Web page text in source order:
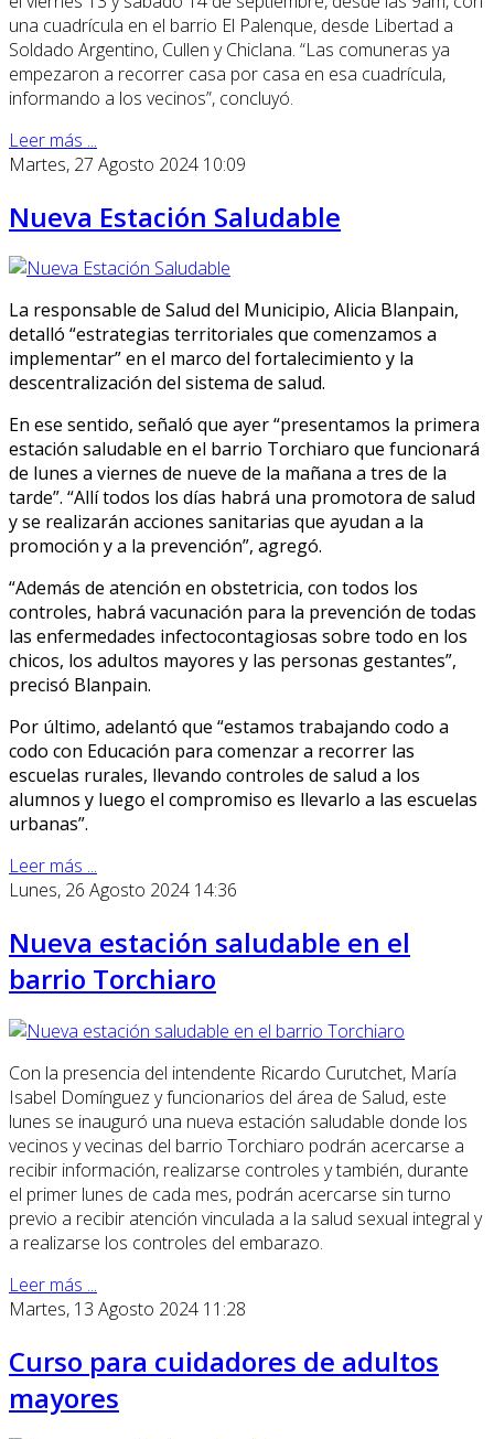
una cuadrícula en el barrio El Palenque, desde Libertad a
Soldado Argentino, Cullen y Chiclana. “Las comuneras ya
empezaron a recorrer casa por casa en esa cuadrícula,
informando a los vecinos”, concluyó.
Leer más ...
Martes, 27 Agosto 2024 10:09
Nueva Estación Saludable
La responsable de Salud del Municipio, Alicia Blanpain,
detalló “estrategias territoriales que comenzamos a
implementar” en el marco del fortalecimiento y la
descentralización del sistema de salud.
En ese sentido, señaló que ayer “presentamos la primera
estación saludable en el barrio Torchiaro que funcionará
de lunes a viernes de nueve de la mañana a tres de la
tarde”. “Allí todos los días habrá una promotora de salud
y se realizarán acciones sanitarias que ayudan a la
promoción y a la prevención”, agregó.
“Además de atención en obstetricia, con todos los
controles, habrá vacunación para la prevención de todas
las enfermedades infectocontagiosas sobre todo en los
chicos, los adultos mayores y las personas gestantes”,
precisó Blanpain.
Por último, adelantó que “estamos trabajando codo a
codo con Educación para comenzar a recorrer las
escuelas rurales, llevando controles de salud a los
alumnos y luego el compromiso es llevarlo a las escuelas
urbanas”.
Leer más ...
Lunes, 26 Agosto 2024 14:36
Nueva estación saludable en el
barrio Torchiaro
Con la presencia del intendente Ricardo Curutchet, María
Isabel Domínguez y funcionarios del área de Salud, este
lunes se inauguró una nueva estación saludable donde los
vecinos y vecinas del barrio Torchiaro podrán acercarse a
recibir información, realizarse controles y también, durante
el primer lunes de cada mes, podrán acercarse sin turno
previo a recibir atención vinculada a la salud sexual integral y
a realizarse los controles del embarazo.
Leer más ...
Martes, 13 Agosto 2024 11:28
Curso para cuidadores de adultos
mayores